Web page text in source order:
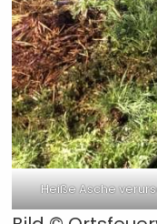
Heiße Asche